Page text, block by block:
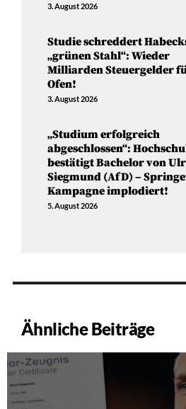
3. August 2026
Studie schreddert
„grünen Stahl“: Wieder
Milliarden Steuergelder
Ofen!
3. August 2026
„Studium erfolgreich
abgeschlossen“:
bestätigt Bachelor von
Siegmund (AfD) –
Kampagne implodiert!
5. August 2026
Ähnliche Beiträge